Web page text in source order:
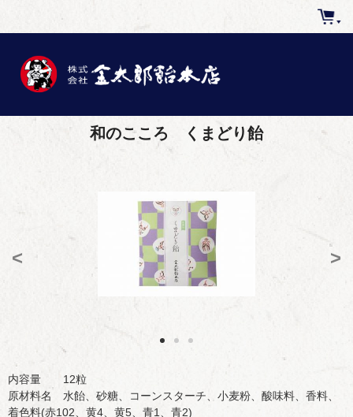
和のこころ くまどり飴
< >
内容量 12粒
原材料名 水飴、砂糖、コーンスターチ、小麦粉、酸味料、香料、
着色料(赤102、黄4、黄5、青1、青2)